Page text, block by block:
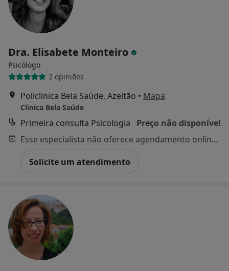
Dra. Elisabete Monteiro
Psicólogo
2 opiniões
Policlinica Bela Saúde, Azeitão • Mapa
Clinica Bela Saúde
Primeira consulta Psicologia
Preço não disponível
Esse especialista não oferece agendamento online para esse endereço.
Solicite um atendimento